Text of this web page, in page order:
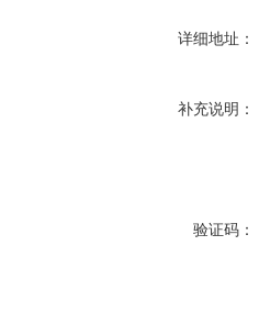
详细地址：
补充说明：
验证码：